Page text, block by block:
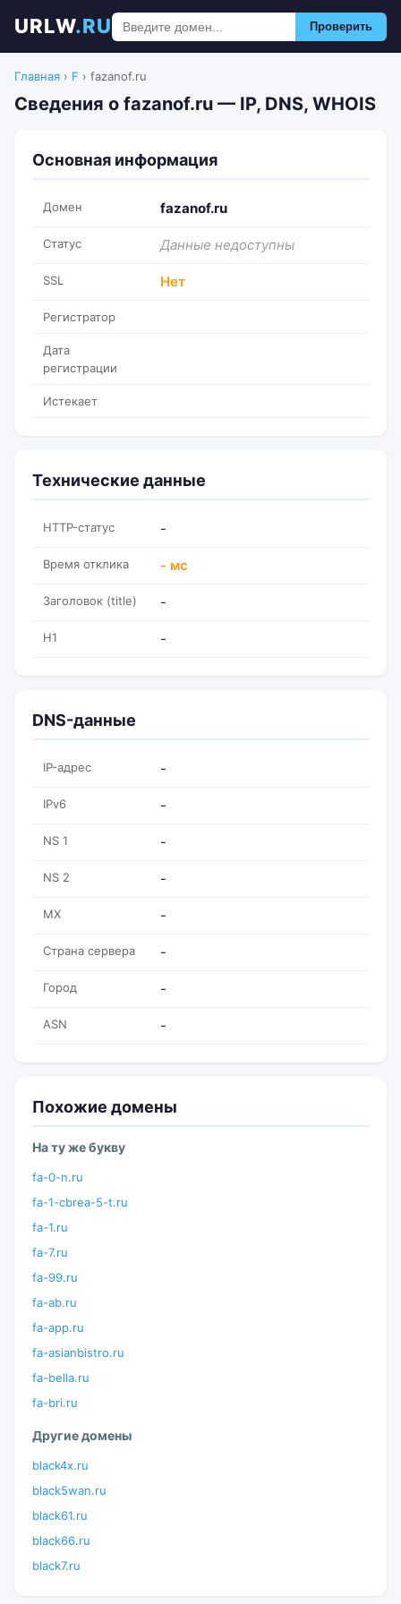
URLW.RU Проверить
Главная › F › fazanof.ru
Сведения о fazanof.ru — IP, DNS, WHOIS
Основная информация
Домен fazanof.ru
Статус Данные недоступны
SSL Нет
Регистратор
Дата
регистрации
Истекает
Технические данные
HTTP-статус -
Время отклика - мс
Заголовок (title) -
H1 -
DNS-данные
IP-адрес -
IPv6 -
NS 1 -
NS 2 -
MX -
Страна сервера -
Город -
ASN -
Похожие домены
На ту же букву
fa-0-n.ru
fa-1-cbrea-5-t.ru
fa-1.ru
fa-7.ru
fa-99.ru
fa-ab.ru
fa-app.ru
fa-asianbistro.ru
fa-bella.ru
fa-bri.ru
Другие домены
black4x.ru
black5wan.ru
black61.ru
black66.ru
black7.ru